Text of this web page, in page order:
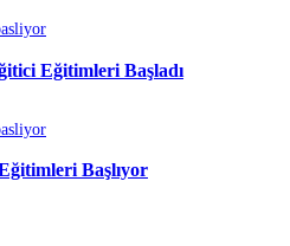
Eğitimleri Başladı
Başlıyor